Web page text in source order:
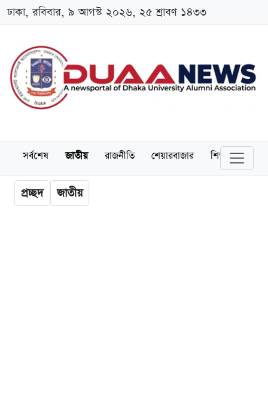
ঢাকা, রবিবার, ৯ আগস্ট ২০২৬, ২৫ শ্রাবণ ১৪৩৩
সর্বশেষ জাতীয় রাজনীতি শেয়ারবাজার শিক্ষা
প্রচ্ছদ জাতীয়